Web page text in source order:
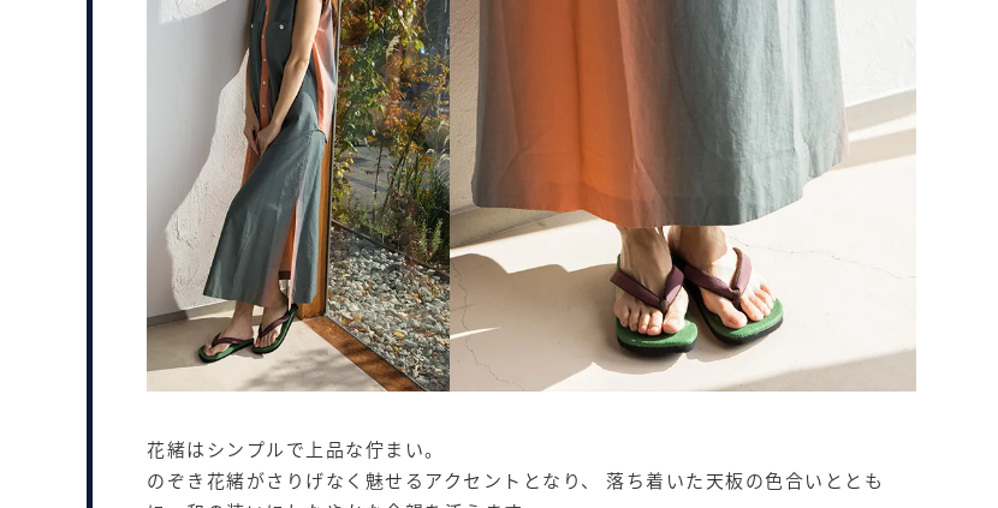
花緒はシンプルで上品な佇まい。
のぞき花緒がさりげなく魅せるアクセントとなり、 落ち着いた天板の色合いととも